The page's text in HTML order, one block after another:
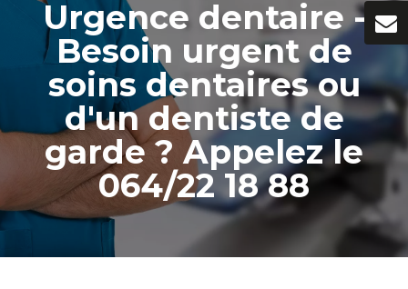
Urgence dentaire -
Besoin urgent de
soins dentaires ou
d'un dentiste de
garde ? Appelez le
064/22 18 88